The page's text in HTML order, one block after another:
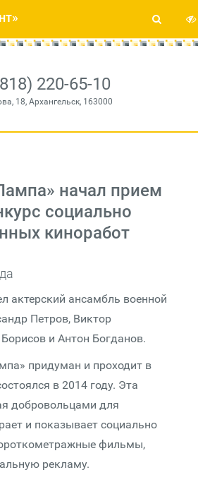
220-65-10
18, Архангельск, 163000
начал прием
социально
киноработ
актерский ансамбль военной
Петров, Виктор
и Антон Богданов.
придуман и проходит в
в 2014 году. Эта
добровольцами для
и показывает социально
фильмы,
рекламу.